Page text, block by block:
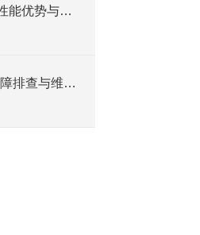
WINTERS压力表的性能优势与行业适配性解析
文特斯压力表常见故障排查与维护技巧